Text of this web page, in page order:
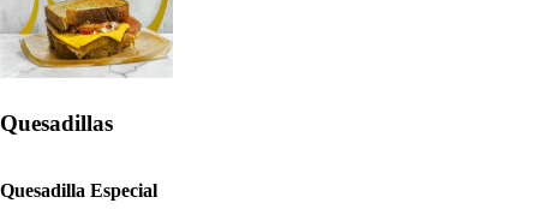
Quesadillas
Quesadilla Especial